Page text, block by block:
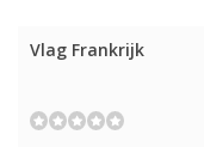
Vlag Frankrijk